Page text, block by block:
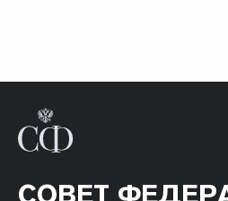
СОВЕТ